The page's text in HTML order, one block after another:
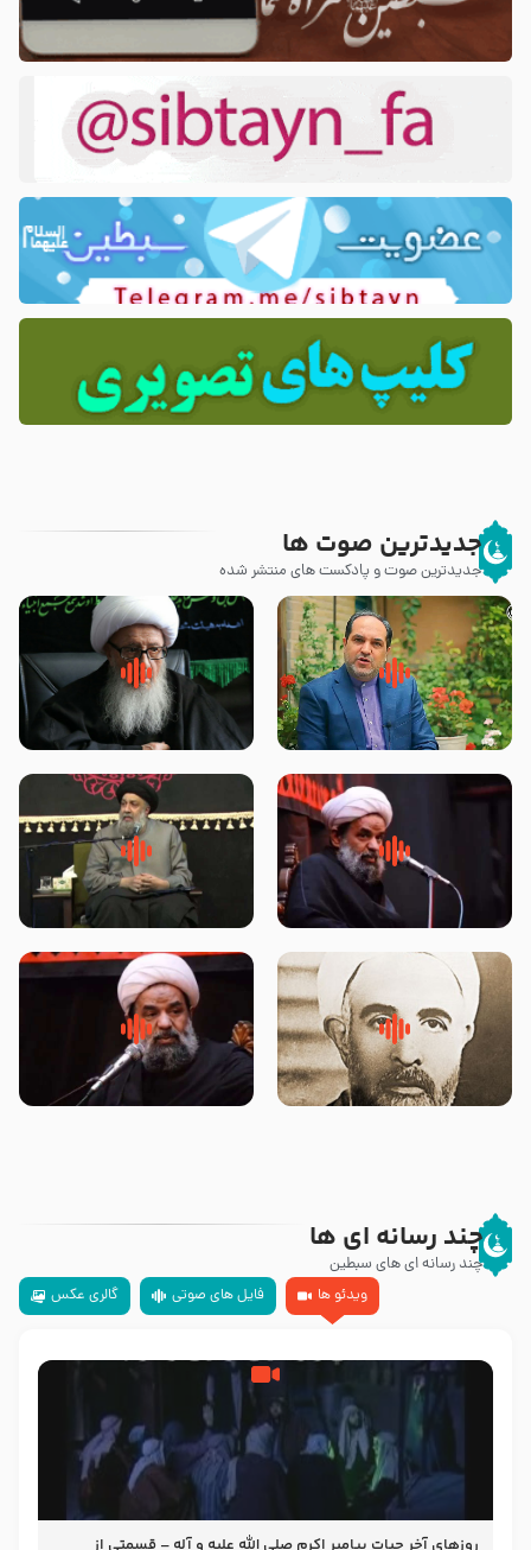
جدیدترین صوت ها
جدیدترین صوت و پادکست های منتشر شده
پیامبر صلی الله علیه وآله و سلم
فرمودند وای بر بچه های آخر
زوّار اربعین امام حسین (علیه
السلام) با این اشتیاق به زیارت
روضه جانسوز پاره های جگر امام
حسن مجتبی علیه السلام-حجت
لقب حضرت رقیه سلام الله علیها به
چه معناست – حجت الاسلام علوی
روضه‌ی مجلس یزید ملعون و
اسارت اهل‌بیت علیهم‌السلام –
سلام جوانی که امام حسین علیه
السلام خودش جوابش را دادند
چند رسانه ای ها
چند رسانه ای های سبطین
ویدئو ها
فایل های صوتی گالری عکس
روزهای آخر حیات پیامبر اکرم صلی الله علیه و آله – قسمتی از